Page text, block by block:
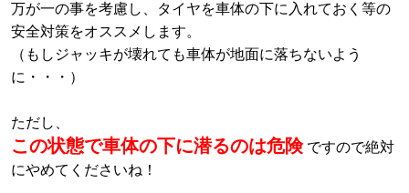
万が一の事を考慮し、タイヤを車体の下に入れておく等の
安全対策をオススメします。
（もしジャッキが壊れても車体が地面に落ちないよう
に・・・）
ただし、
この状態で車体の下に潜るのは危険ですので絶対
にやめてくださいね！